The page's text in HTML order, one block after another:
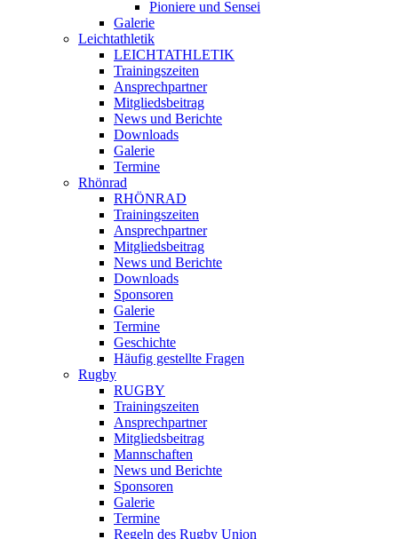
Pioniere und Sensei
Galerie
Leichtathletik
LEICHTATHLETIK
Trainingszeiten
Ansprechpartner
Mitgliedsbeitrag
News und Berichte
Downloads
Galerie
Termine
Rhönrad
RHÖNRAD
Trainingszeiten
Ansprechpartner
Mitgliedsbeitrag
News und Berichte
Downloads
Sponsoren
Galerie
Termine
Geschichte
Häufig gestellte Fragen
Rugby
RUGBY
Trainingszeiten
Ansprechpartner
Mitgliedsbeitrag
Mannschaften
News und Berichte
Sponsoren
Galerie
Termine
Regeln des Rugby Union